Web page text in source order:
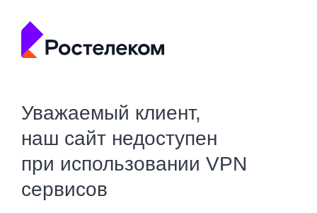
Уважаемый клиент,
наш сайт недоступен
при использовании VPN
сервисов